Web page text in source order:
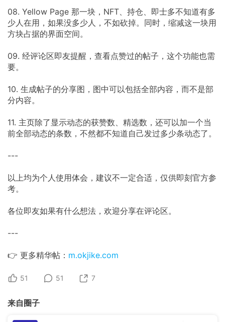
08. Yellow Page 那一块，NFT、持仓、即士多不知道有多
少人在用，如果没多少人，不如砍掉。同时，缩减这一块用
方块占据的界面空间。
09. 经评论区即友提醒，查看点赞过的帖子，这个功能也需
要。
10. 生成帖子的分享图，图中可以包括全部内容，而不是部
分内容。
11. 主页除了显示动态的获赞数、精选数，还可以加一个当
前全部动态的条数，不然都不知道自己发过多少条动态了。
---
以上均为个人使用体会，建议不一定合适，仅供即刻官方参
考。
各位即友如果有什么想法，欢迎分享在评论区。
---
👉 更多精华帖： m.okjike.com
51 51 7
来自圈子